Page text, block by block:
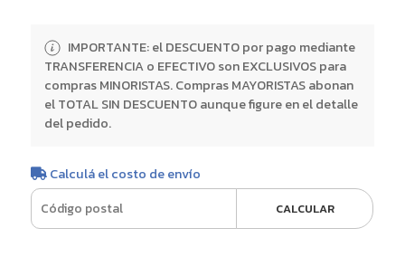
IMPORTANTE: el DESCUENTO por pago mediante
TRANSFERENCIA o EFECTIVO son EXCLUSIVOS para
compras MINORISTAS. Compras MAYORISTAS abonan
el TOTAL SIN DESCUENTO aunque figure en el detalle
del pedido.
Calculá el costo de envío
CALCULAR